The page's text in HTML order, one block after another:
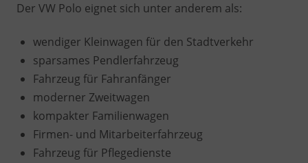
Der VW Polo eignet sich unter anderem als:
wendiger Kleinwagen für den Stadtverkehr
sparsames Pendlerfahrzeug
Fahrzeug für Fahranfänger
moderner Zweitwagen
kompakter Familienwagen
Firmen- und Mitarbeiterfahrzeug
Fahrzeug für Pflegedienste